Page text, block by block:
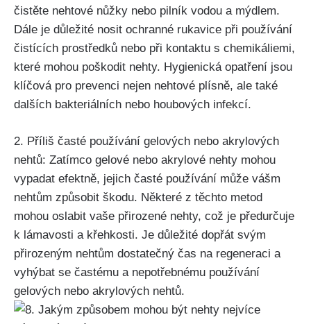
čistěte nehtové ⁢nůžky nebo pilník vodou⁣ a mýdlem.
Dále⁢ je důležité ⁤nosit ochranné rukavice ⁤při používání
čistících prostředků nebo ​při kontaktu s chemikáliemi,
které ⁤mohou​ poškodit ⁢nehty. Hygienická⁤ opatření jsou
klíčová‌ pro ⁣prevenci nejen nehtové plísně, ​ale také
⁢dalších bakteriálních nebo houbových infekcí.
2. Příliš časté používání gelových nebo​ akrylových
nehtů: Zatímco gelové ‍nebo akrylové nehty mohou
⁣vypadat⁤ efektně, jejich časté používání může vášm
nehtům‌ způsobit škodu. Některé z těchto metod
mohou oslabit vaše ‌přirozené⁤ nehty, což je předurčuje
k lámavosti a křehkosti. Je ​důležité‌ dopřát svým
přirozeným nehtům⁢ dostatečný ‍čas na regeneraci a
‌vyhýbat se častému a ⁣nepotřebnému používání
gelových nebo akrylových nehtů.